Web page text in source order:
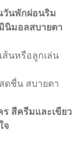
วันพักผ่อนริม
นิมอลสบายตา
นหรือลูกเล่น
ดชื่น สบายตา
ร สีครีมและเขียว
จ